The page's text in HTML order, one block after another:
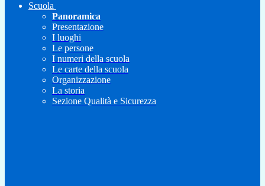
Scuola
Panoramica
Presentazione
I luoghi
Le persone
I numeri della scuola
Le carte della scuola
Organizzazione
La storia
Sezione Qualità e Sicurezza